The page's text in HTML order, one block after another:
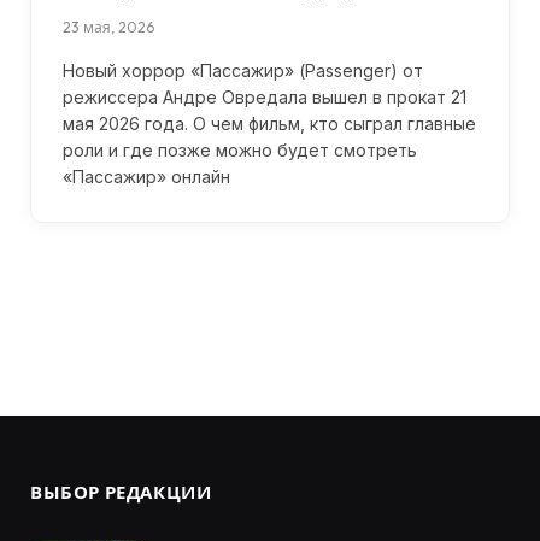
23 мая, 2026
Новый хоррор «Пассажир» (Passenger) от
режиссера Андре Овредала вышел в прокат 21
мая 2026 года. О чем фильм, кто сыграл главные
роли и где позже можно будет смотреть
«Пассажир» онлайн
ВЫБОР РЕДАКЦИИ